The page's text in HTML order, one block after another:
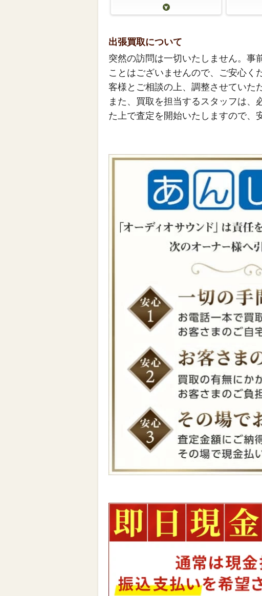
出張買取について
突然の訪問は一切いたしません。事
ことはございませんので、ご安心く
客様とご相談の上、調整させていた
また、買取を担当するスタッフは、
た上で査定を開始いたしますので、